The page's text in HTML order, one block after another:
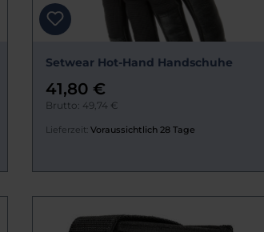
Setwear Hot-Hand Handschuhe
41,80 €
Brutto: 49,74 €
Lieferzeit: Voraussichtlich 28 Tage